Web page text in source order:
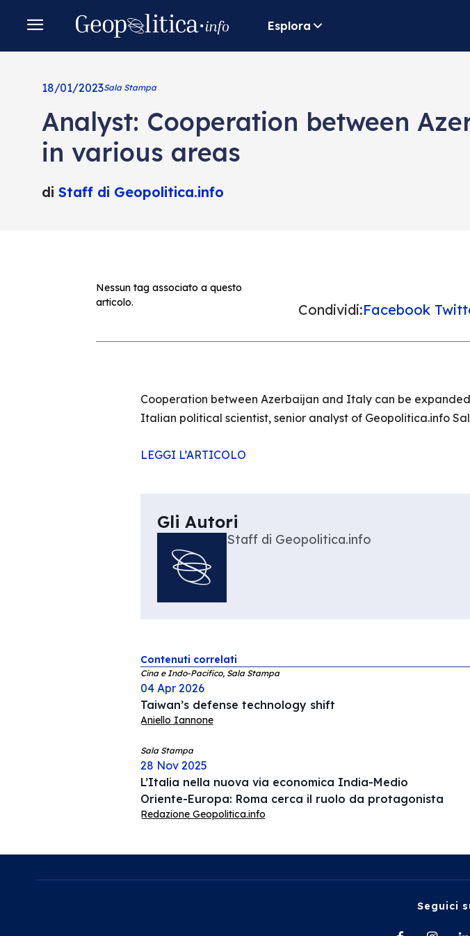
Esplora
18/01/2023Sala Stampa
Analyst: Cooperation between
in various areas
di Staff di Geopolitica.info
Nessun tag associato a questo
articolo.
Condividi:Facebook
Cooperation between Azerbaijan and Italy can be
Italian political scientist, senior analyst of Geopolitica.info
LEGGI L’ARTICOLO
Gli Autori
Staff di Geopolitica.info
Contenuti correlati
Cina e Indo-Pacifico, Sala Stampa
04 Apr 2026
Taiwan’s defense technology shift
Aniello Iannone
Sala Stampa
28 Nov 2025
L’Italia nella nuova via economica India-Medio
Oriente-Europa: Roma cerca il ruolo da protagonista
Redazione Geopolitica.info
Seguici